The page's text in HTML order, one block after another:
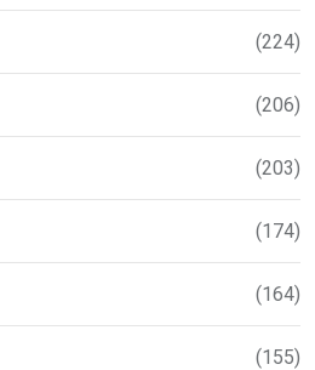
(224)
(206)
(203)
(174)
(164)
(155)